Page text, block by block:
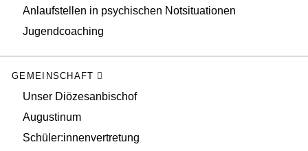
Anlaufstellen in psychischen Notsituationen
Jugendcoaching
GEMEINSCHAFT
Unser Diözesanbischof
Augustinum
Schüler:innenvertretung